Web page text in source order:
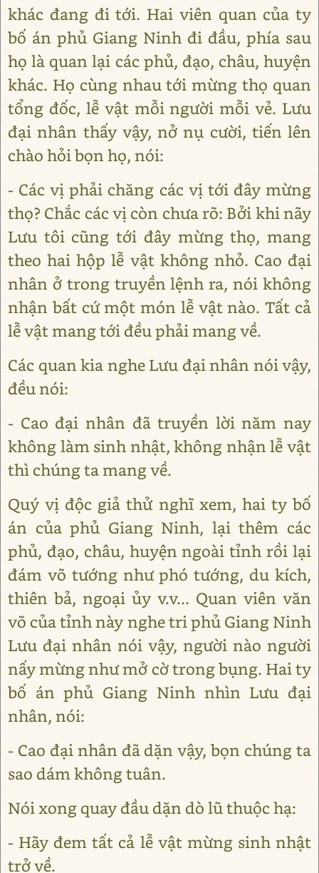
khác đang đi tới. Hai viên quan của ty
bố án phủ Giang Ninh đi đầu, phía sau
họ là quan lại các phủ, đạo, châu, huyện
khác. Họ cùng nhau tới mừng thọ quan
tổng đốc, lễ vật mỗi người mỗi vẻ. Lưu
đại nhân thấy vậy, nở nụ cười, tiến lên
chào hỏi bọn họ, nói:
- Các vị phải chăng các vị tới đây mừng
thọ? Chắc các vị còn chưa rõ: Bởi khi nãy
Lưu tôi cũng tới đây mừng thọ, mang
theo hai hộp lễ vật không nhỏ. Cao đại
nhân ở trong truyền lệnh ra, nói không
nhận bất cứ một món lễ vật nào. Tất cả
lễ vật mang tới đều phải mang về.
Các quan kia nghe Lưu đại nhân nói vậy,
đều nói:
- Cao đại nhân đã truyền lời năm nay
không làm sinh nhật, không nhận lễ vật
thì chúng ta mang về.
Quý vị độc giả thử nghĩ xem, hai ty bố
án của phủ Giang Ninh, lại thêm các
phủ, đạo, châu, huyện ngoài tỉnh rồi lại
đám võ tướng như phó tướng, du kích,
thiên bả, ngoại ủy v.v... Quan viên văn
võ của tỉnh này nghe tri phủ Giang Ninh
Lưu đại nhân nói vậy, người nào người
nấy mừng như mở cờ trong bụng. Hai ty
bố án phủ Giang Ninh nhìn Lưu đại
nhân, nói:
- Cao đại nhân đã dặn vậy, bọn chúng ta
sao dám không tuân.
Nói xong quay đầu dặn dò lũ thuộc hạ:
- Hãy đem tất cả lễ vật mừng sinh nhật
trở về.